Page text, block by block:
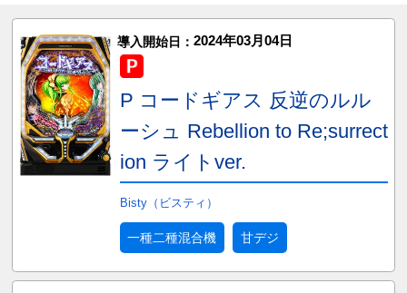
導入開始日： 2024年03月04日
P コードギアス 反逆のルル
ーシュ Rebellion to Re;surrect
ion ライトver.
Bisty（ビスティ）
一種二種混合機 甘デジ